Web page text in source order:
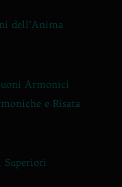
dell’Anima
Armonici
e Risata
Superiori